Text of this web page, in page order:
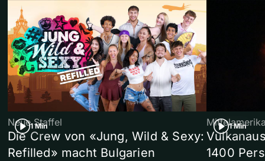
1 Min
Neue Staffel
Die Crew von «Jung, Wild & Sexy:
Refilled» macht Bulgarien
1 Min
1400